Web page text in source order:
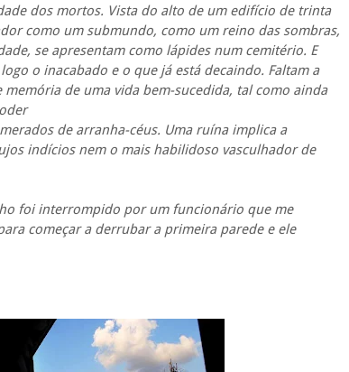
dos mortos. Vista do alto de um edifício de trinta
como um submundo, como um reino das sombras,
se apresentam como lápides num cemitério. E
o inacabado e o que já está decaindo. Faltam a
de uma vida bem-sucedida, tal como ainda
de arranha-céus. Uma ruína implica a
indícios nem o mais habilidoso vasculhador de
foi interrompido por um funcionário que me
começar a derrubar a primeira parede e ele